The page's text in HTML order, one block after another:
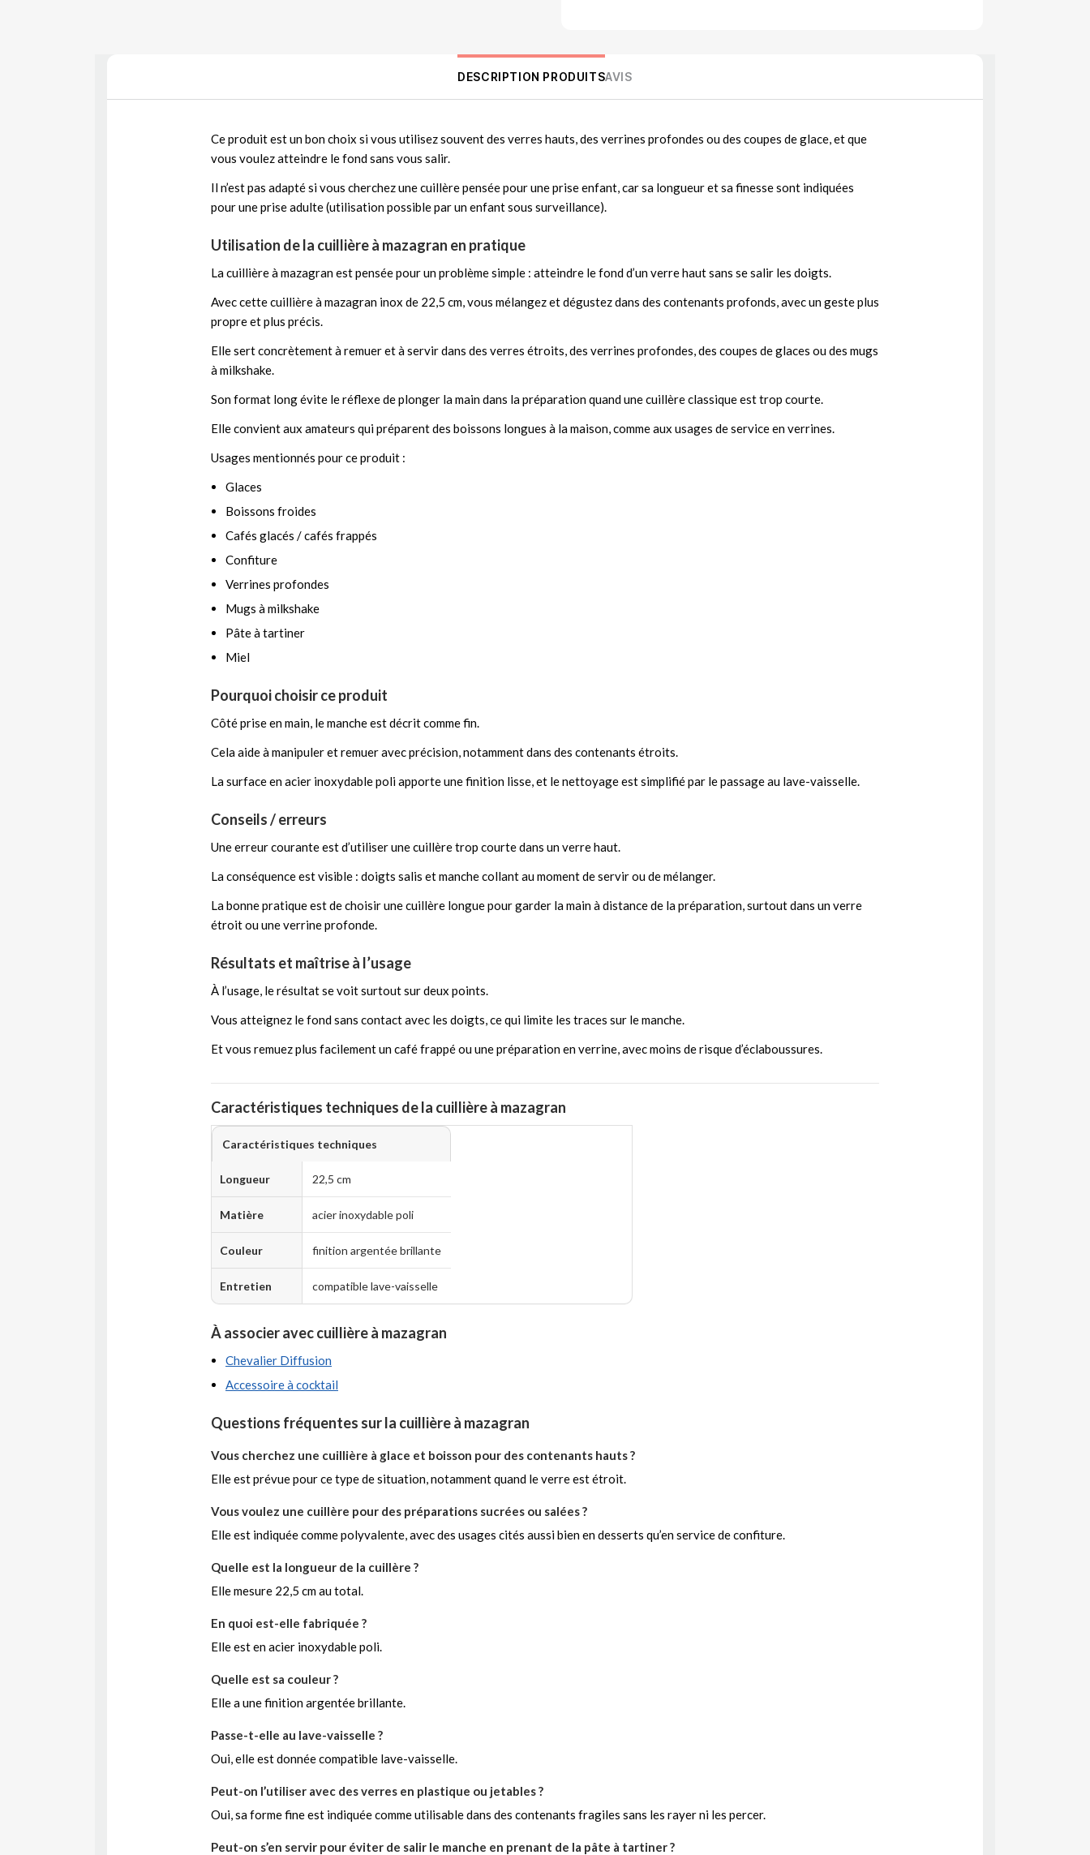
DESCRIPTION PRODUITSAVIS
Ce produit est un bon choix si vous utilisez souvent des verres hauts, des verrines profondes ou des coupes de glace, et que
vous voulez atteindre le fond sans vous salir.
Il n’est pas adapté si vous cherchez une cuillère pensée pour une prise enfant, car sa longueur et sa finesse sont indiquées
pour une prise adulte (utilisation possible par un enfant sous surveillance).
Utilisation de la cuillière à mazagran en pratique
La cuillière à mazagran est pensée pour un problème simple : atteindre le fond d’un verre haut sans se salir les doigts.
Avec cette cuillière à mazagran inox de 22,5 cm, vous mélangez et dégustez dans des contenants profonds, avec un geste plus
propre et plus précis.
Elle sert concrètement à remuer et à servir dans des verres étroits, des verrines profondes, des coupes de glaces ou des mugs
à milkshake.
Son format long évite le réflexe de plonger la main dans la préparation quand une cuillère classique est trop courte.
Elle convient aux amateurs qui préparent des boissons longues à la maison, comme aux usages de service en verrines.
Usages mentionnés pour ce produit :
Glaces
Boissons froides
Cafés glacés / cafés frappés
Confiture
Verrines profondes
Mugs à milkshake
Pâte à tartiner
Miel
Pourquoi choisir ce produit
Côté prise en main, le manche est décrit comme fin.
Cela aide à manipuler et remuer avec précision, notamment dans des contenants étroits.
La surface en acier inoxydable poli apporte une finition lisse, et le nettoyage est simplifié par le passage au lave-vaisselle.
Conseils / erreurs
Une erreur courante est d’utiliser une cuillère trop courte dans un verre haut.
La conséquence est visible : doigts salis et manche collant au moment de servir ou de mélanger.
La bonne pratique est de choisir une cuillère longue pour garder la main à distance de la préparation, surtout dans un verre
étroit ou une verrine profonde.
Résultats et maîtrise à l’usage
À l’usage, le résultat se voit surtout sur deux points.
Vous atteignez le fond sans contact avec les doigts, ce qui limite les traces sur le manche.
Et vous remuez plus facilement un café frappé ou une préparation en verrine, avec moins de risque d’éclaboussures.
Caractéristiques techniques de la cuillière à mazagran
Caractéristiques techniques
Longueur 22,5 cm
Matière acier inoxydable poli
Couleur finition argentée brillante
Entretien compatible lave-vaisselle
À associer avec cuillière à mazagran
Chevalier Diffusion
Accessoire à cocktail
Questions fréquentes sur la cuillière à mazagran
Vous cherchez une cuillière à glace et boisson pour des contenants hauts ?
Elle est prévue pour ce type de situation, notamment quand le verre est étroit.
Vous voulez une cuillère pour des préparations sucrées ou salées ?
Elle est indiquée comme polyvalente, avec des usages cités aussi bien en desserts qu’en service de confiture.
Quelle est la longueur de la cuillère ?
Elle mesure 22,5 cm au total.
En quoi est-elle fabriquée ?
Elle est en acier inoxydable poli.
Quelle est sa couleur ?
Elle a une finition argentée brillante.
Passe-t-elle au lave-vaisselle ?
Oui, elle est donnée compatible lave-vaisselle.
Peut-on l’utiliser avec des verres en plastique ou jetables ?
Oui, sa forme fine est indiquée comme utilisable dans des contenants fragiles sans les rayer ni les percer.
Peut-on s’en servir pour éviter de salir le manche en prenant de la pâte à tartiner ?